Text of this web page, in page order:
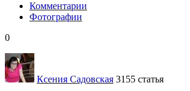
Комментарии
Фотографии
0
Ксения Садовская 3155 статья